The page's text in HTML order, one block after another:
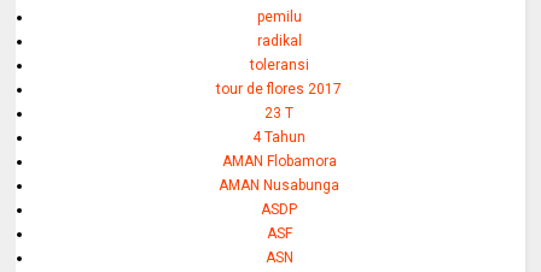
pemilu
radikal
toleransi
tour de flores 2017
23 T
4 Tahun
AMAN Flobamora
AMAN Nusabunga
ASDP
ASF
ASN